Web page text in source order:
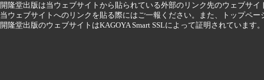
開隆堂出版は当ウェブサイトから貼られている外部のリンク先のウェブサ
当ウェブサイトへのリンクを貼る際にはご一報ください。また、トップペ
開隆堂出版のウェブサイトはKAGOYA Smart SSLによって証明されています。